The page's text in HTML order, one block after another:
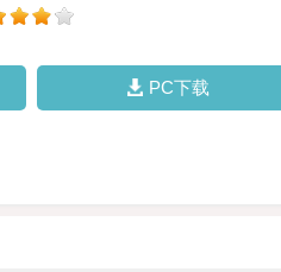
PC下载